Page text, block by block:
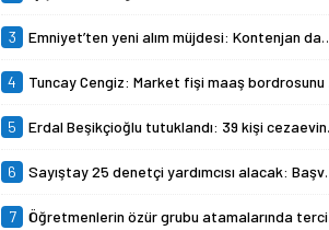
ve teknisyenler için Beyaz Kod...
3 Emniyet’ten yeni alım müjdesi: Kontenjan dağılımı açıklandı
4 Tuncay Cengiz: Market fişi maaş bordrosunu çoktan geçti
5 Erdal Beşikçioğlu tutuklandı: 39 kişi cezaevine gönderildi
6 Sayıştay 25 denetçi yardımcısı alacak: Başvurular Eylül ayında
7 Öğretmenlerin özür grubu atamalarında tercih süreci başladı